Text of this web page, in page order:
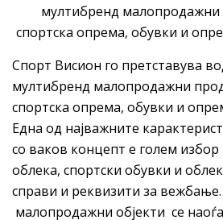
мултибренд
спортска опрема, обувки и
Спорт Висион го претставува
мултибренд малопродажни
спортска опрема, обувки и
Една од најважните
со ваков концепт е голем
облека, спортски обувки и
справи и реквизити за
малопродажни објекти се